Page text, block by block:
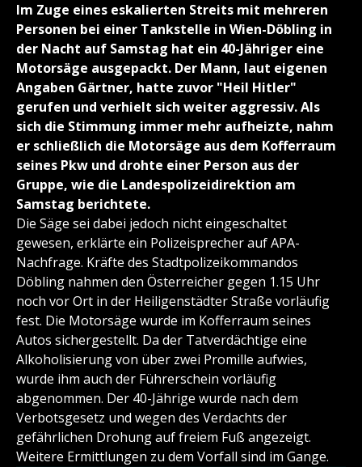
Im Zuge eines eskalierten Streits mit mehreren
Personen bei einer Tankstelle in Wien-Döbling in
der Nacht auf Samstag hat ein 40-Jähriger eine
Motorsäge ausgepackt. Der Mann, laut eigenen
Angaben Gärtner, hatte zuvor "Heil Hitler"
gerufen und verhielt sich weiter aggressiv. Als
sich die Stimmung immer mehr aufheizte, nahm
er schließlich die Motorsäge aus dem Kofferraum
seines Pkw und drohte einer Person aus der
Gruppe, wie die Landespolizeidirektion am
Samstag berichtete.
Die Säge sei dabei jedoch nicht eingeschaltet
gewesen, erklärte ein Polizeisprecher auf APA-
Nachfrage. Kräfte des Stadtpolizeikommandos
Döbling nahmen den Österreicher gegen 1.15 Uhr
noch vor Ort in der Heiligenstädter Straße vorläufig
fest. Die Motorsäge wurde im Kofferraum seines
Autos sichergestellt. Da der Tatverdächtige eine
Alkoholisierung von über zwei Promille aufwies,
wurde ihm auch der Führerschein vorläufig
abgenommen. Der 40-Jährige wurde nach dem
Verbotsgesetz und wegen des Verdachts der
gefährlichen Drohung auf freiem Fuß angezeigt.
Weitere Ermittlungen zu dem Vorfall sind im Gange.